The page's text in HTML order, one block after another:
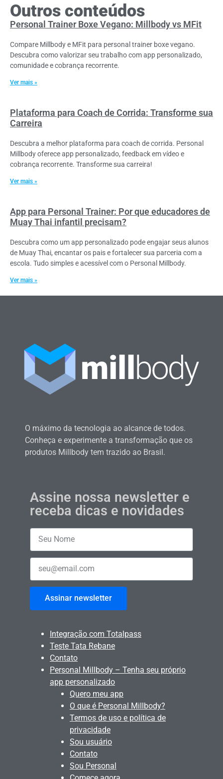
Outros conteúdos
Personal Trainer Boxe Vegano: Millbody vs MFit
Compare Millbody e MFit para personal trainer boxe vegano.
Descubra como valorizar seu trabalho com app personalizado,
comunidade e cobrança recorrente.
Ver mais »
Plataforma para Coach de Corrida: Transforme sua
Carreira
Descubra a melhor plataforma para coach de corrida. Personal
Millbody oferece app personalizado, feedback em vídeo e
cobrança recorrente. Transforme sua carreira!
Ver mais »
App para Personal Trainer: Por que educadores de
Muay Thai infantil precisam?
Descubra como um app personalizado pode engajar seus alunos
de Muay Thai, encantar os pais e fortalecer sua parceria com a
escola. Tudo simples e acessível com o Personal Millbody.
Ver mais »
O máximo da tecnologia ao alcance de todos.
Conheça e experimente a transformação que os
produtos Millbody tem trazido ao Brasil.
Assine nossa newsletter e
receba dicas e novidades
Assinar newsletter
Integração com Totalpass
Teste Tata Rebane
Contato
Personal Millbody – Tenha seu próprio
app personalizado
Quero meu app
O que é Personal Millbody?
Termos de uso e política de
privacidade
Sou usuário
Contato
Sou Personal